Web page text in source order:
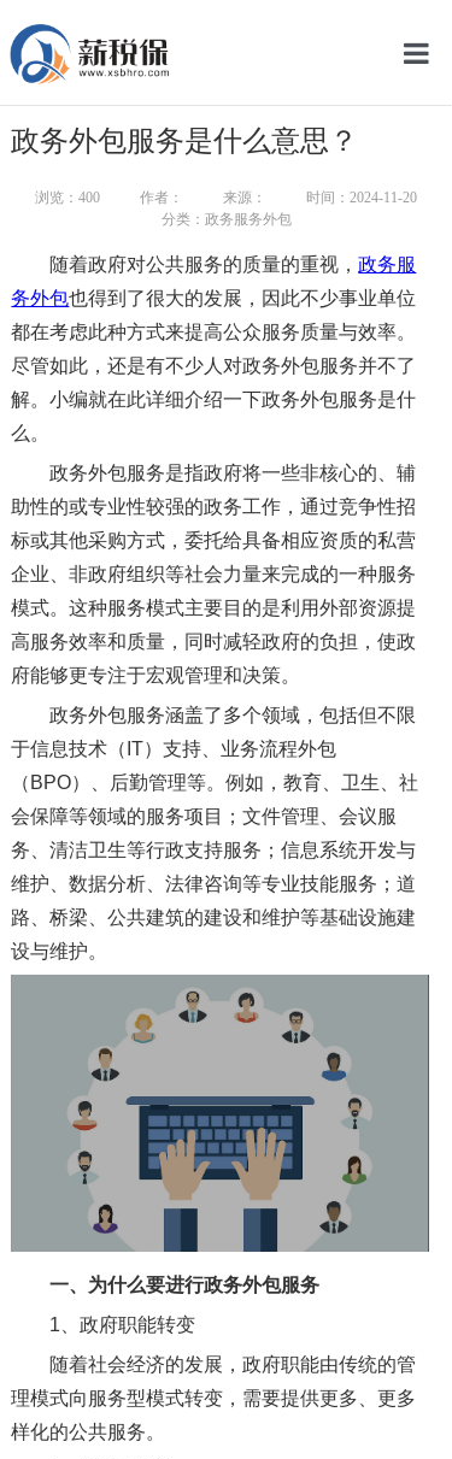
网
政务外包服务是什么意思？
浏览： 400 作者： 来源：
时间：2024-11-20
分类：政务服务外包
随着政府对公共服务的质量的重视，政务服
务外包也得到了很大的发展，因此不少事业单位
都在考虑此种方式来提高公众服务质量与效率。
尽管如此，还是有不少人对政务外包服务并不了
解。小编就在此详细介绍一下政务外包服务是什
么。
政务外包服务是指政府将一些非核心的、辅
助性的或专业性较强的政务工作，通过竞争性招
标或其他采购方式，委托给具备相应资质的私营
企业、非政府组织等社会力量来完成的一种服务
模式。这种服务模式主要目的是利用外部资源提
高服务效率和质量，同时减轻政府的负担，使政
府能够更专注于宏观管理和决策。
政务外包服务涵盖了多个领域，包括但不限
于信息技术（IT）支持、业务流程外包
（BPO）、后勤管理等。例如，教育、卫生、社
会保障等领域的服务项目；文件管理、会议服
务、清洁卫生等行政支持服务；信息系统开发与
维护、数据分析、法律咨询等专业技能服务；道
路、桥梁、公共建筑的建设和维护等基础设施建
设与维护。
一、为什么要进行政务外包服务
1、政府职能转变
随着社会经济的发展，政府职能由传统的管
理模式向服务型模式转变，需要提供更多、更多
样化的公共服务。